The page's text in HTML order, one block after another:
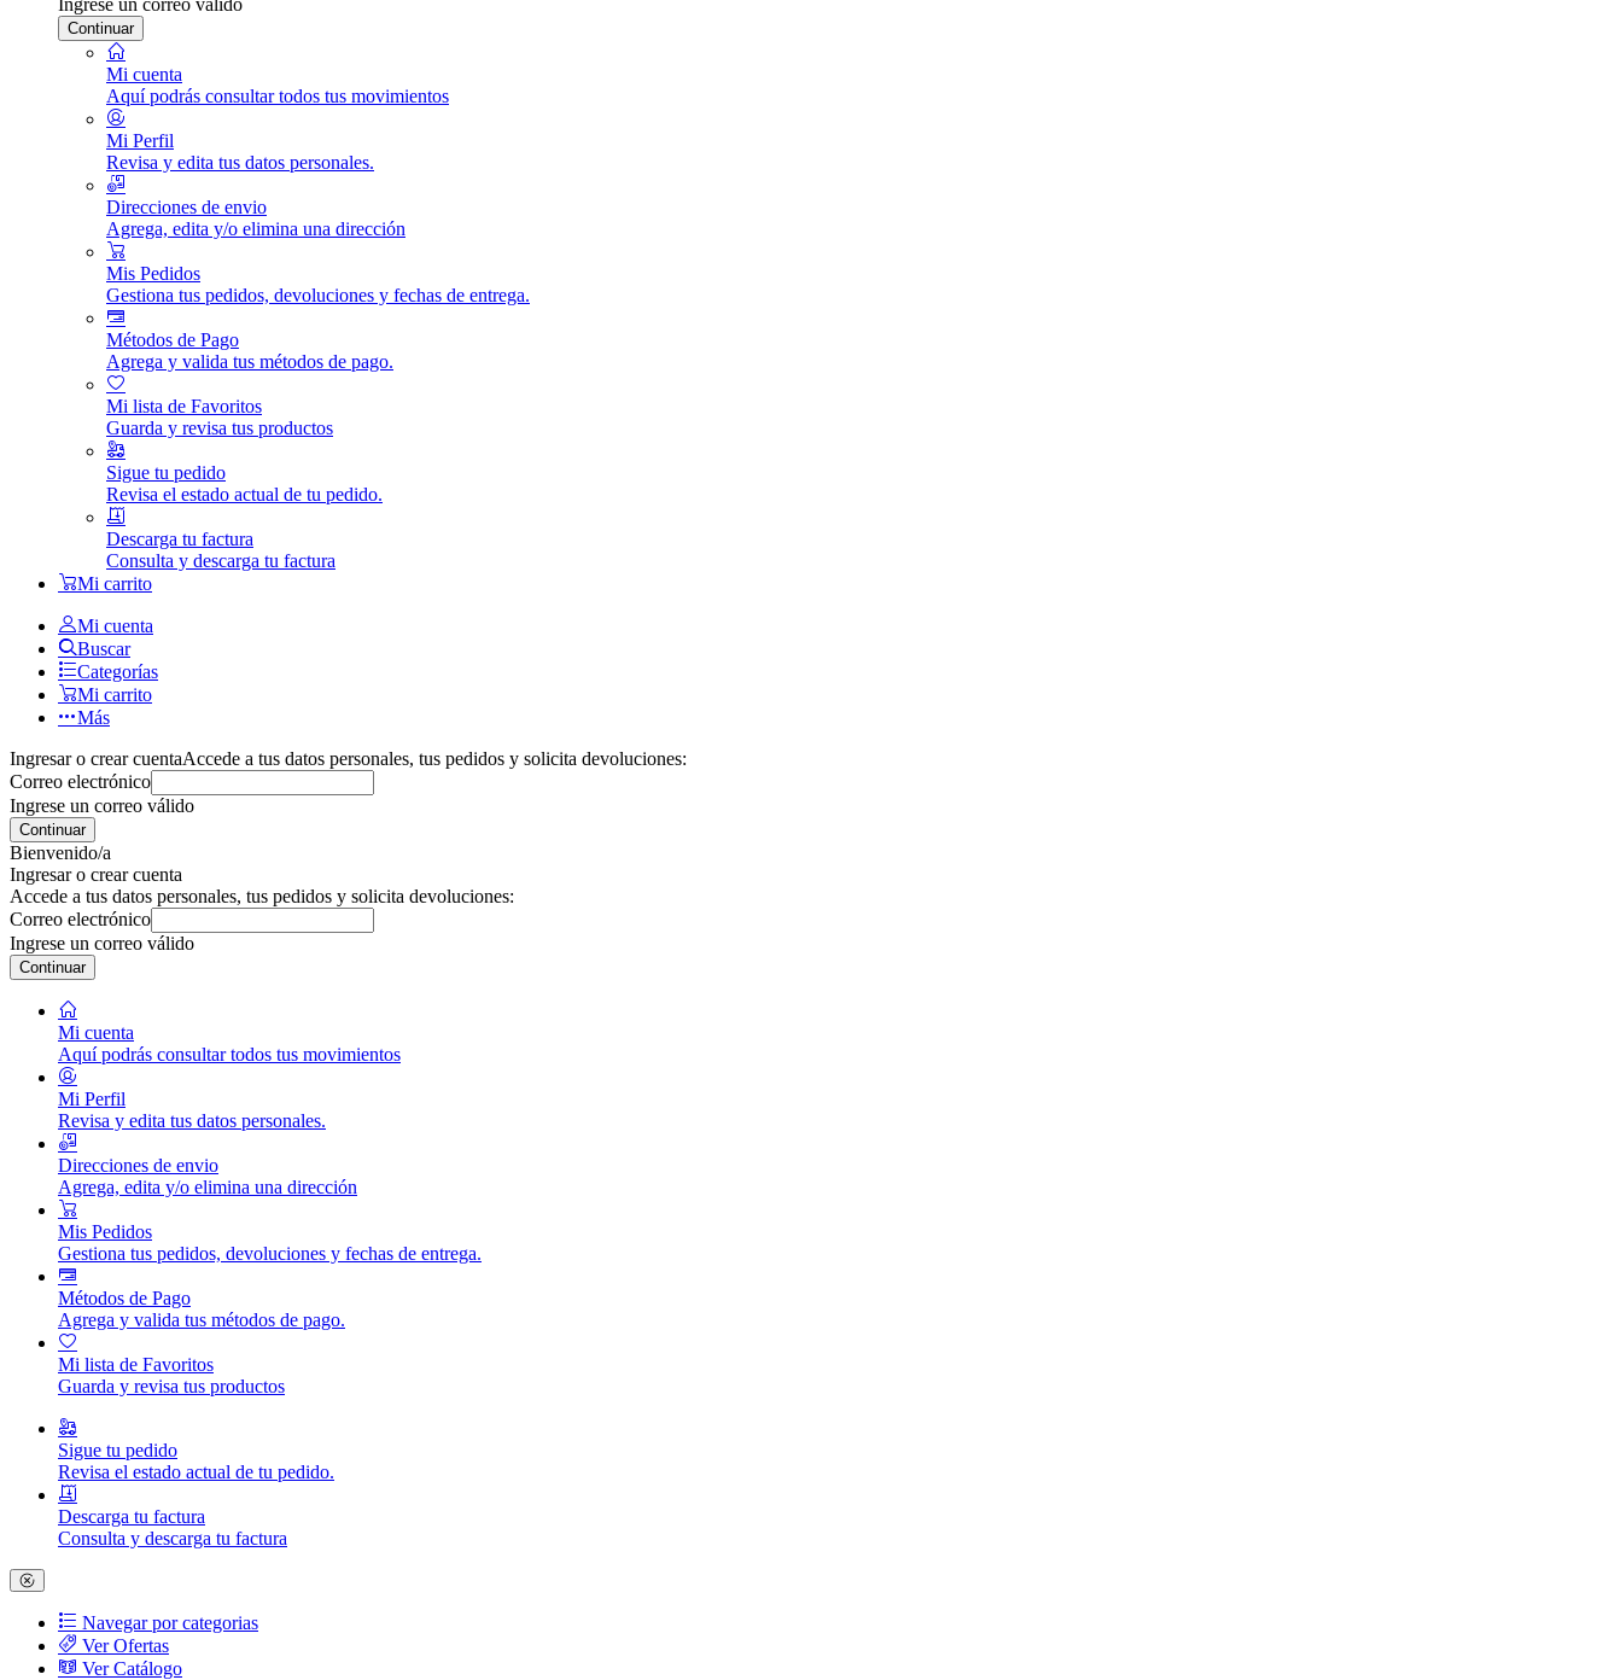
Continuar
Mi cuenta
Aquí podrás consultar todos tus movimientos
Mi Perfil
Revisa y edita tus datos personales.
Direcciones de envio
Agrega, edita y/o elimina una dirección
Mis Pedidos
Gestiona tus pedidos, devoluciones y fechas de entrega.
Métodos de Pago
Agrega y valida tus métodos de pago.
Mi lista de Favoritos
Guarda y revisa tus productos
Sigue tu pedido
Revisa el estado actual de tu pedido.
Descarga tu factura
Consulta y descarga tu factura
Mi carrito
Mi cuenta
Buscar
Categorías
Mi carrito
Más
Ingresar o crear cuentaAccede a tus datos personales, tus pedidos y solicita devoluciones:
Correo electrónico
Ingrese un correo válido
Continuar
Bienvenido/a
Ingresar o crear cuenta
Accede a tus datos personales, tus pedidos y solicita devoluciones:
Correo electrónico
Ingrese un correo válido
Continuar
Mi cuenta
Aquí podrás consultar todos tus movimientos
Mi Perfil
Revisa y edita tus datos personales.
Direcciones de envio
Agrega, edita y/o elimina una dirección
Mis Pedidos
Gestiona tus pedidos, devoluciones y fechas de entrega.
Métodos de Pago
Agrega y valida tus métodos de pago.
Mi lista de Favoritos
Guarda y revisa tus productos
Sigue tu pedido
Revisa el estado actual de tu pedido.
Descarga tu factura
Consulta y descarga tu factura
Navegar por categorias
Ver Ofertas
Ver Catálogo